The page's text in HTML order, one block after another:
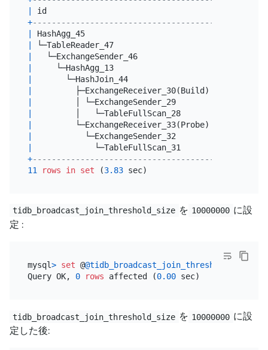
|
id
+------------------------------------------
|
HashAgg_45
|
└─TableReader_47
|
   └─ExchangeSender_46
|
     └─HashAgg_13
|
       └─HashJoin_44
|
         ├─ExchangeReceiver_30(Build)
|
         │ └─ExchangeSender_29
|
         │   └─TableFullScan_28
|
         └─ExchangeReceiver_33(Probe)
|
           └─ExchangeSender_32
|
             └─TableFullScan_31
+------------------------------------------
11
rows in set (3.83
tidb_broadcast_join_threshold_size を 10000000 に設
定 :
mysql> set @@tidb_broadcast_join_threshold_size
Query OK, 0 rows affected (0.00
tidb_broadcast_join_threshold_size を 10000000 に設
定した後: